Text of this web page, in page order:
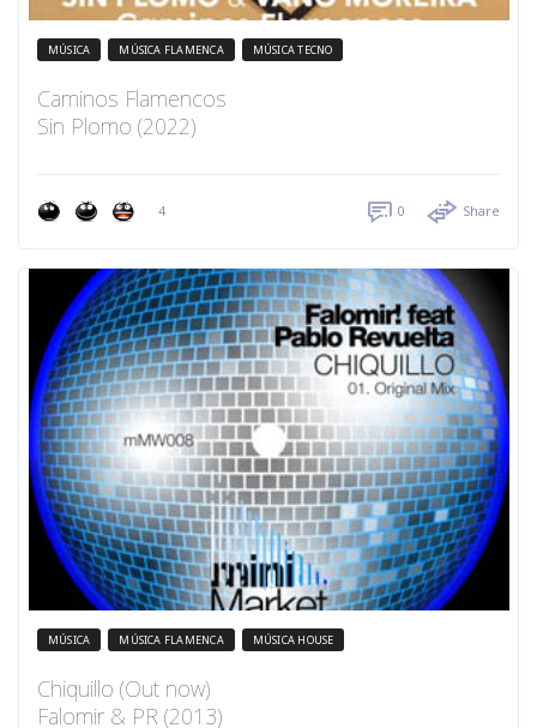
MÚSICA MÚSICA FLAMENCA MÚSICA TECNO
Caminos Flamencos
Sin Plomo (2022)
4 0 Share
MÚSICA MÚSICA FLAMENCA MÚSICA HOUSE
Chiquillo (Out now)
Falomir & PR (2013)